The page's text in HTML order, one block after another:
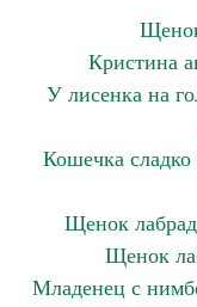
Кристина
У лисенка на
Кошечка
Щенок
Щенок
Младенец с